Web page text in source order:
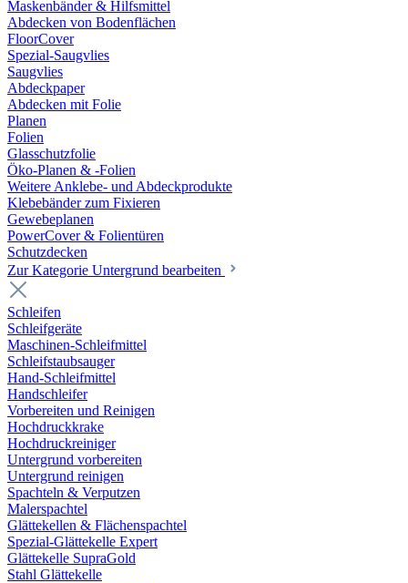
Maskenbänder & Hilfsmittel
Abdecken von Bodenflächen
FloorCover
Spezial-Saugvlies
Saugvlies
Abdeckpaper
Abdecken mit Folie
Planen
Folien
Glasschutzfolie
Öko-Planen & -Folien
Weitere Anklebe- und Abdeckprodukte
Klebebänder zum Fixieren
Gewebeplanen
PowerCover & Folientüren
Schutzdecken
Zur Kategorie Untergrund bearbeiten
Schleifen
Schleifgeräte
Maschinen-Schleifmittel
Schleifstaubsauger
Hand-Schleifmittel
Handschleifer
Vorbereiten und Reinigen
Hochdruckkrake
Hochdruckreiniger
Untergrund vorbereiten
Untergrund reinigen
Spachteln & Verputzen
Malerspachtel
Glättekellen & Flächenspachtel
Spezial-Glättekelle Expert
Glättekelle SupraGold
Stahl Glättekelle